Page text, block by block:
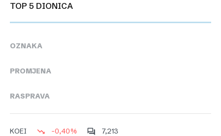
TOP 5 DIONICA
OZNAKA
PROMJENA
RASPRAVA
KOEI -0,40% 7,213